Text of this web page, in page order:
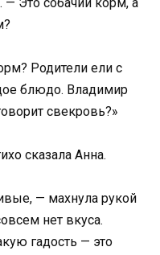
Родители ели с
блюдо. Владимир
свекровь?»
сказала Анна.
— махнула рукой
нет вкуса.
гадость — это